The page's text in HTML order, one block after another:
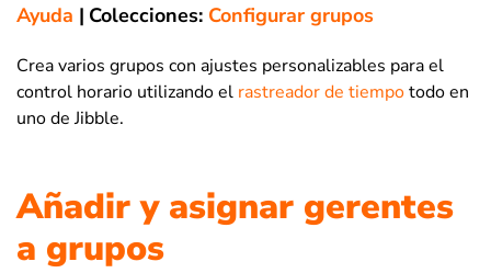
Ayuda | Colecciones: Configurar grupos
Crea varios grupos con ajustes personalizables para el
control horario utilizando el rastreador de tiempotodo en
uno de Jibble.
Añadir y asignar gerentes
a grupos